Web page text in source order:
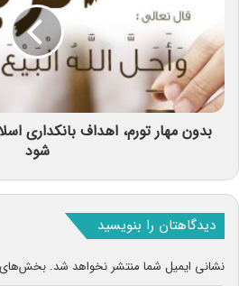
بدون مهار تورم، اهداف بانکداری
شود
دیدگاهتان را بنویسید
نشانی ایمیل شما منتشر نخواهد شد. بخش‌های